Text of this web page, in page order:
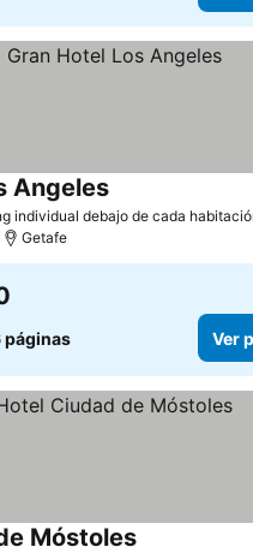
individual debajo de cada
Angeles
Getafe
páginas Ver
Móstoles